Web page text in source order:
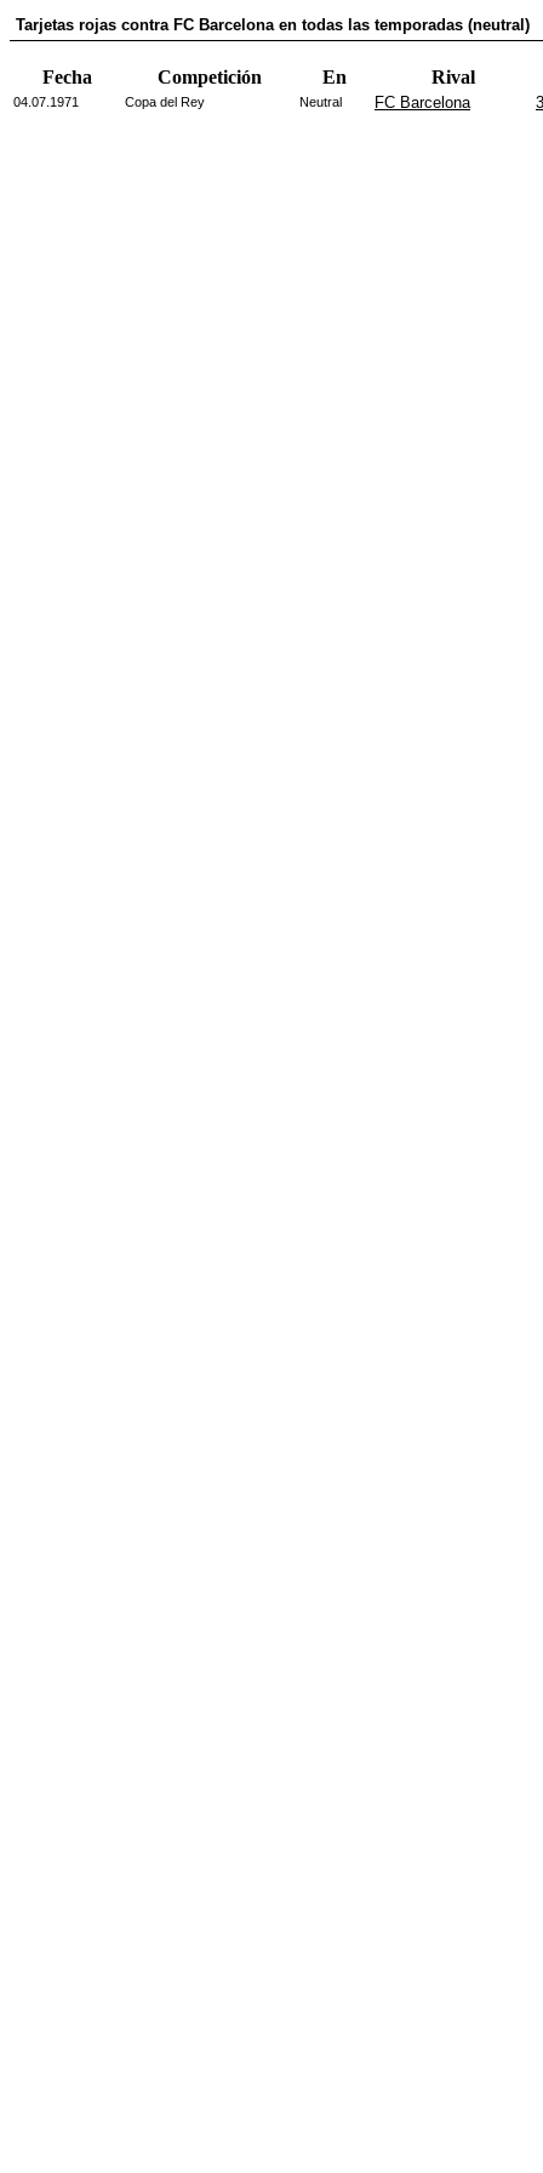
Tarjetas rojas contra FC Barcelona en todas las temporadas (neutral)
Fecha Competición En Rival
04.07.1971 Copa del Rey Neutral FC Barcelona